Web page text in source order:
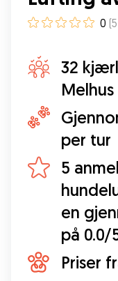
0 (5
32
Melhus
per tur
5
en
på 0.0/
Priser